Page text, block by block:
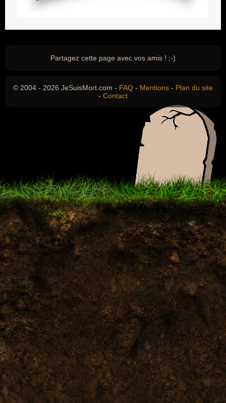
Partagez cette page avec vos amis ! ;-)
© 2004 - 2026 JeSuisMort.com - FAQ - Mentions - Plan du site
- Contact